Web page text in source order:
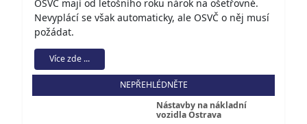
OSVČ mají od letošního roku nárok na ošetřovné.
Nevyplácí se však automaticky, ale OSVČ o něj musí
požádat.
Více zde ...
NEPŘEHLÉDNĚTE
Nástavby na nákladní
vozidla Ostrava